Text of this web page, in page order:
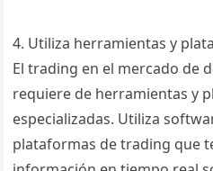
4. Utiliza herramientas y
El trading en el mercado de
requiere de herramientas y
especializadas. Utiliza
plataformas de trading que